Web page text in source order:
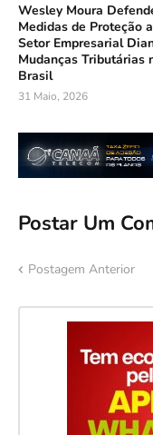
Wesley Moura
Medidas de Proteção
Setor Empresarial
Mudanças Tributárias
Brasil
31 Maio, 2026
Postar Um
Postagem Anterior